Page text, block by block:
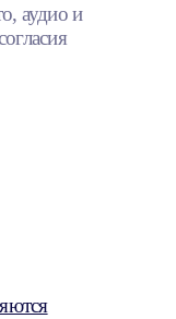
аудио и